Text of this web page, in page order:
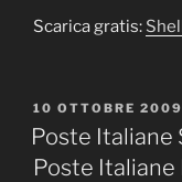
Scarica gratis:
PUBBLICATO
IL
10 OTTOBRE 2009
Poste Italiane
Poste